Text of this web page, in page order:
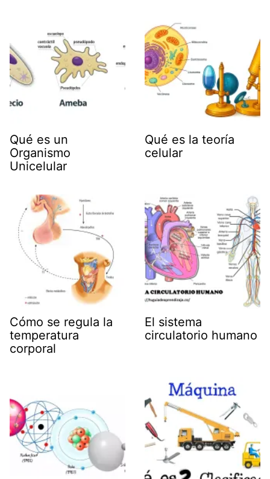
Qué es un
Organismo
Unicelular
Qué es la teoría
celular
Cómo se regula la
temperatura
corporal
El sistema
circulatorio humano